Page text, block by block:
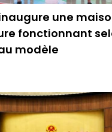
une
fonctionnant
modèle